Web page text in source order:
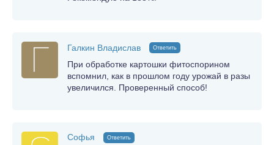
Галкин Владислав Ответить
При обработке картошки фитоспорином
вспомнил, как в прошлом году урожай в разы
увеличился. Проверенный способ!
Софья Ответить